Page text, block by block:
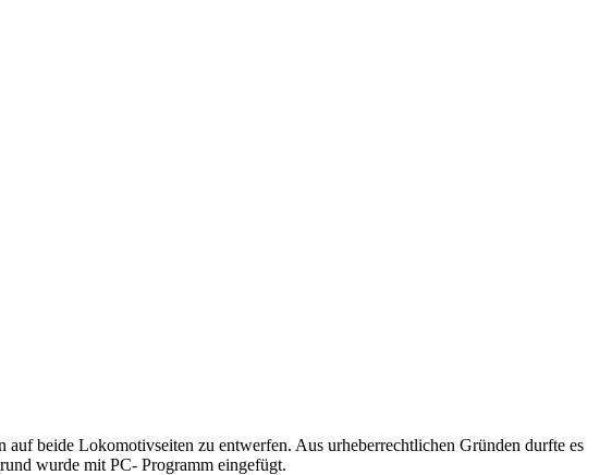
beide Lokomotivseiten zu entwerfen. Aus urheberrechtlichen Gründen durfte es
wurde mit PC- Programm eingefügt.